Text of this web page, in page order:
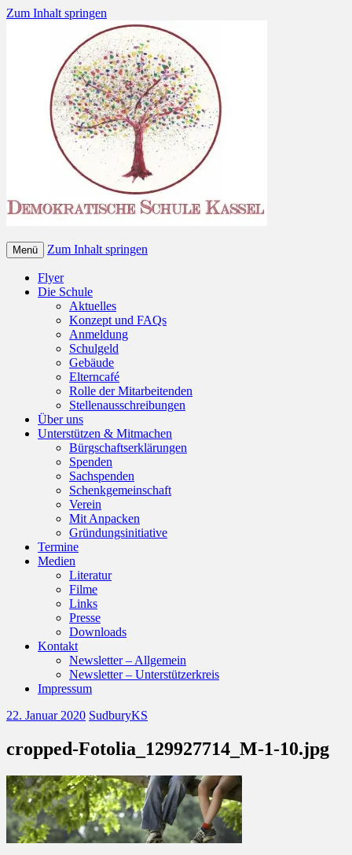
Zum Inhalt springen
Menü Zum Inhalt springen
Flyer
Die Schule
Aktuelles
Konzept und FAQs
Anmeldung
Schulgeld
Gebäude
Elterncafé
Rolle der Mitarbeitenden
Stellenausschreibungen
Über uns
Unterstützen & Mitmachen
Bürgschaftserklärungen
Spenden
Sachspenden
Schenkgemeinschaft
Verein
Mit Anpacken
Gründungsinitiative
Termine
Medien
Literatur
Filme
Links
Presse
Downloads
Kontakt
Newsletter – Allgemein
Newsletter – Unterstützerkreis
Impressum
22. Januar 2020 SudburyKS
cropped-Fotolia_129927714_M-1-10.jpg